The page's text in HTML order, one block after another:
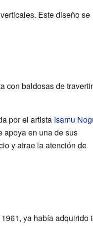
Este diseño se
con baldosas de
por el artista Isamu
apoya en una de sus
y atrae la atención de
ya había adquirido